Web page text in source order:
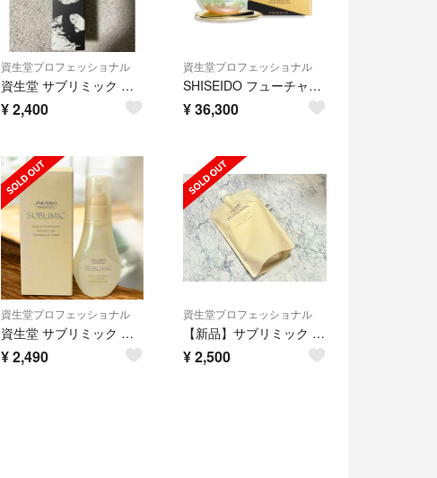
資生堂プロフェッショナル
資生堂 サブリミック ワンダーシールド 125ml 限定パッケージ版
¥2,400
資生堂プロフェッショナル
SHISEIDO フューチャーソリューション LXレジェンダリーEN クリーム
¥36,300
資生堂プロフェッショナル
資生堂 サブリミック アクアインテンシブ ベルベットオイル 100mL
¥2,490
資生堂プロフェッショナル
【新品】サブリミック アクアインテンシブ シャンプー 450ml
¥2,500